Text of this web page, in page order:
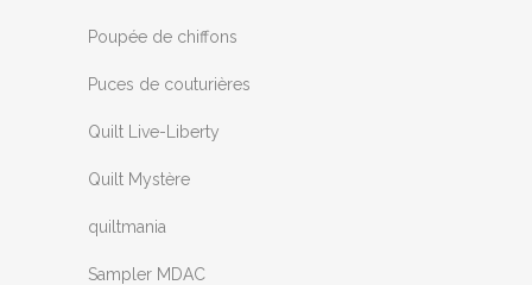
Poupée de chiffons
Puces de couturières
Quilt Live-Liberty
Quilt Mystère
quiltmania
Sampler MDAC